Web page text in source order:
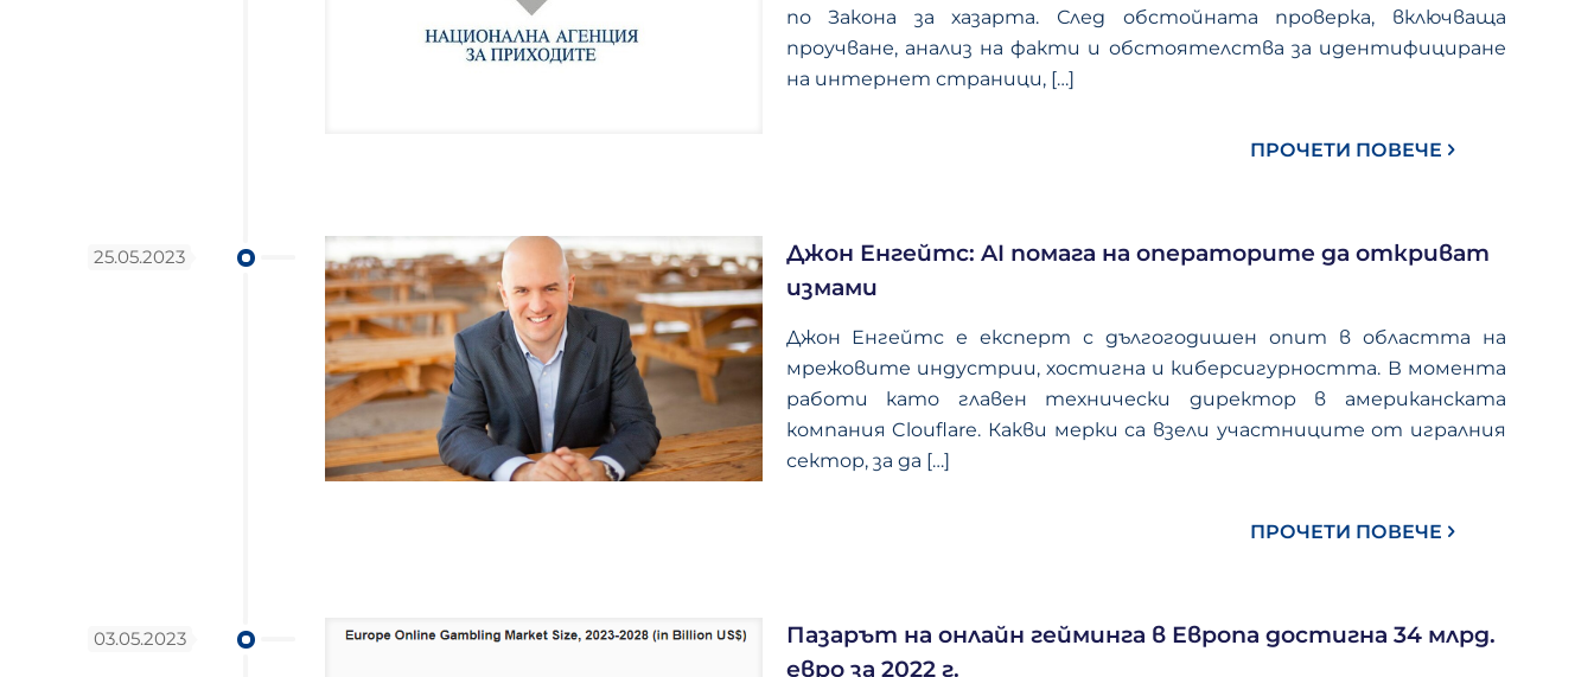
по Закона за хазарта. След обстойната проверка, включваща
проучване, анализ на факти и обстоятелства за идентифициране
на интернет страници,[…]
ПРОЧЕТИ ПОВЕЧЕ
25.05.2023
Джон Енгейтс: AI помага на операторите да откриват
измами
Джон Енгейтс е експерт с дългогодишен опит в областта на
мрежовите индустрии, хостигна и киберсигурността. В момента
работи като главен технически директор в американската
компания Clouflare. Какви мерки са взели участниците от игралния
сектор, за да […]
ПРОЧЕТИ ПОВЕЧЕ
03.05.2023
Пазарът на онлайн гейминга в Европа достигна 34 млрд.
евро за 2022 г.